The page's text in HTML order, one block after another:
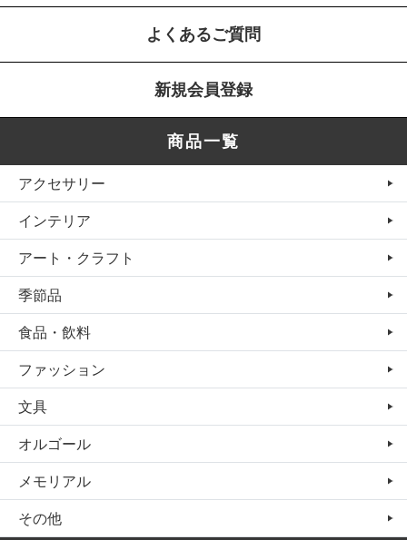
よくあるご質問
新規会員登録
商品一覧
アクセサリー
インテリア
アート・クラフト
季節品
食品・飲料
ファッション
文具
オルゴール
メモリアル
その他